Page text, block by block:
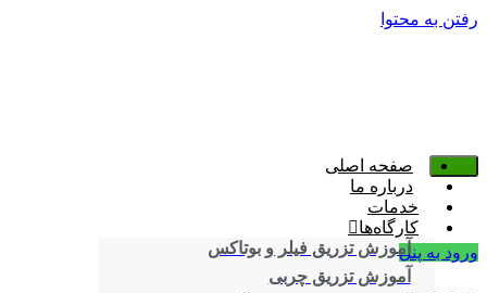
رفتن به محتوا
صفحه اصلی
درباره ما
خدمات
کارگاه‌ها
آموزش تزریق فیلر و بوتاکس
آموزش تزریق چربی
ورود به پنل